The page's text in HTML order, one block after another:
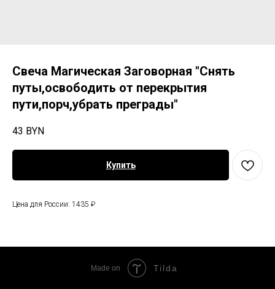
Свеча Магическая Заговорная "Снять
путы,освободить от перекрытия
пути,порч,убрать преграды"
43 BYN
Купить
Цена для России: 1435 ₽
Made on Tilda